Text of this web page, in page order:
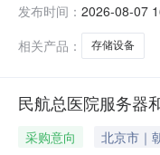
华为存储询
发布时间： 2026-08-07
相关产品：
存储设备
民航总医院服务器
采购意向 北京市｜